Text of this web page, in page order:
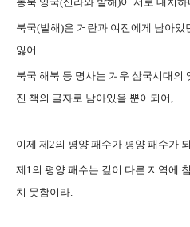
북국(발해)은 거란과 여진에게 남아있
잃어
북국 해북 등 명사는 겨우 삼국시대의
진 책의 글자로 남아있을 뿐이되어,
이제 제2의 평양 패수가 평양 패수가 되
제1의 평양 패수는 깊이 다른 지역에
치 못함이라.